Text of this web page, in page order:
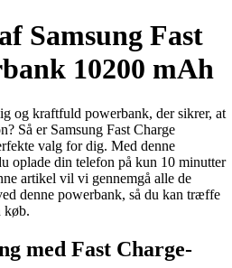
Samsung Fast
10200 mAh
og kraftfuld powerbank, der sikrer, at
Så er Samsung Fast Charge
valg for dig. Med denne
oplade din telefon på kun 10 minutter
artikel vil vi gennemgå alle de
denne powerbank, så du kan træffe
køb.
med Fast Charge-